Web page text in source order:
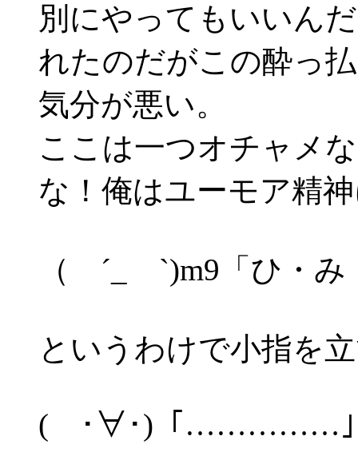
別にやってもいいん
れたのだがこの酔っ
気分が悪い。
ここは一つオチャメ
な！俺はユーモア精
（ ´_ゝ`)m9「ひ・み
というわけで小指を
( ･∀･)「……………